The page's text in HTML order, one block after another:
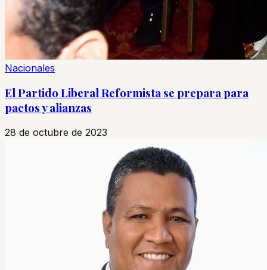
Nacionales
El Partido Liberal Reformista se prepara para
pactos y alianzas
28 de octubre de 2023